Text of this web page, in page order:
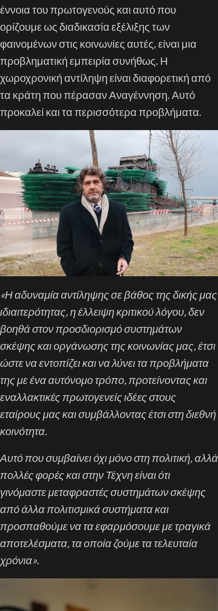
έννοια του πρωτογενούς και αυτό που
ορίζουμε ως διαδικασία εξέλιξης των
φαινομένων στις κοινωνίες αυτές, είναι μια
προβληματική εμπειρία συνήθως. Η
χωροχρονική αντίληψη είναι διαφορετική από
τα κράτη που πέρασαν Αναγέννηση. Αυτό
προκαλεί και τα περισσότερα προβλήματα.
«Η αδυναμία αντίληψης σε βάθος της δικής μας
ιδιαιτερότητας, η έλλειψη κριτικού λόγου, δεν
βοηθά στον προσδιορισμό συστημάτων
σκέψης και οργάνωσης της κοινωνίας μας, έτσι
ώστε να εντοπίζει και να λύνει τα προβλήματα
της με ένα αυτόνομο τρόπο, προτείνοντας και
εναλλακτικές πρωτογενείς ιδέες στους
εταίρους μας και συμβάλλοντας έτσι στη διεθνή
κοινότητα.
Αυτό που συμβαίνει όχι μόνο στη πολιτική, αλλά
πολλές φορές και στην Τέχνη είναι ότι
γινόμαστε μεταφραστές συστημάτων σκέψης
από άλλα πολιτισμικά συστήματα και
προσπαθούμε να τα εφαρμόσουμε με τραγικά
αποτελέσματα, τα οποία ζούμε τα τελευταία
χρόνια».